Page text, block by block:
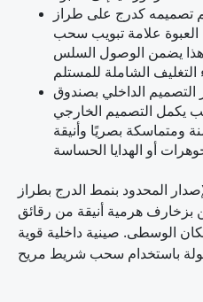
تصميمه كدرج على طراز
العبوة علامة تبويب سحب
يضمن الوصول السلس
التصميم الداخلي بصندوق
يكمل التصميم الخارجي
ومتماسكة بصريًا وأنيقة
المحدود بنمط الدرج بطراز
بزخارف هرمية أنيقة من رقائق
الوسطى. صينية داخلية قوية